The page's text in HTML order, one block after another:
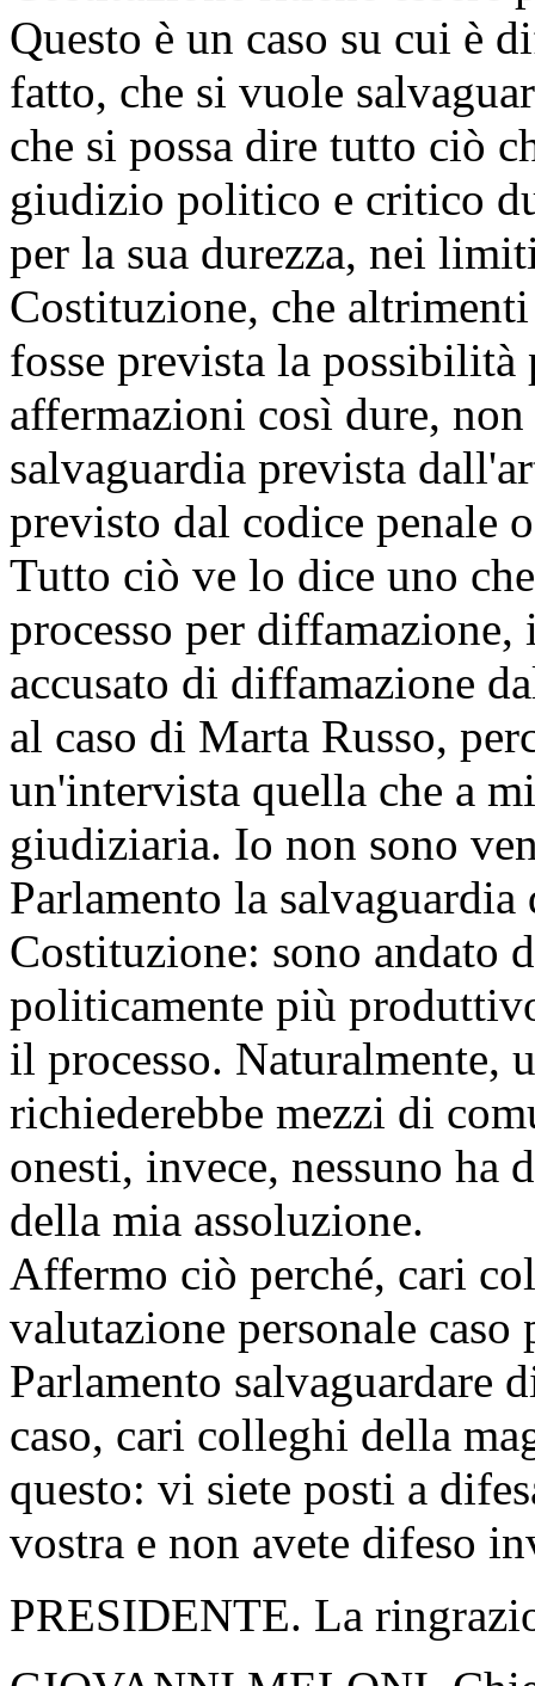
Questo è un caso su cui è
fatto, che si vuole
che si possa dire tutto ciò
giudizio politico e critico
per la sua durezza, nei
Costituzione, che
fosse prevista la possibilità
affermazioni così dure, non
salvaguardia prevista
previsto dal codice penale
Tutto ciò ve lo dice uno
processo per
accusato di diffamazione
al caso di Marta Russo,
un'intervista quella che a
giudiziaria. Io non sono
Parlamento la
Costituzione: sono andato
politicamente più
il processo. Naturalmente,
richiederebbe mezzi di
onesti, invece, nessuno ha
della mia assoluzione.
Affermo ciò perché, cari
valutazione personale
Parlamento salvaguardare
caso, cari colleghi della
questo: vi siete posti a
vostra e non avete difeso
PRESIDENTE. La